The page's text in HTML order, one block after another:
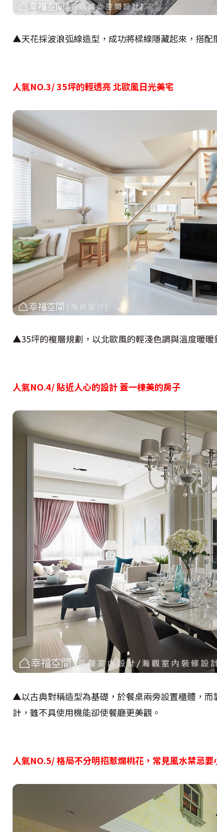
▲天花採波浪弧線造型，成功將樑線隱藏起來，搭配
人氣NO.3/ 35坪的輕透亮 北歐風日光美宅
▲35坪的複層規劃，以北歐風的輕淺色調與溫度暖暖
人氣NO.4/ 貼近人心的設計 蓋一棟美的房子
▲以古典對稱造型為基礎，於餐桌兩旁設置櫃體，
計，雖不具使用機能卻使餐廳更美觀。
人氣NO.5/ 格局不分明招惹爛桃花，常見風水禁忌要